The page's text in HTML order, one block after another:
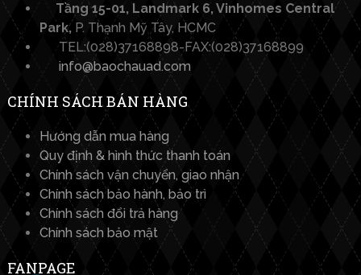
Tầng 15-01, Landmark 6, Vinhomes Central
Park, P. Thạnh Mỹ Tây, HCMC
TEL:(028)37168898-FAX:(028)37168899
info@baochauad.com
CHÍNH SÁCH BÁN HÀNG
Hướng dẫn mua hàng
Quy định & hình thức thanh toán
Chính sách vận chuyển, giao nhận
Chính sách bảo hành, bảo trì
Chính sách đổi trả hàng
Chính sách bảo mật
FANPAGE